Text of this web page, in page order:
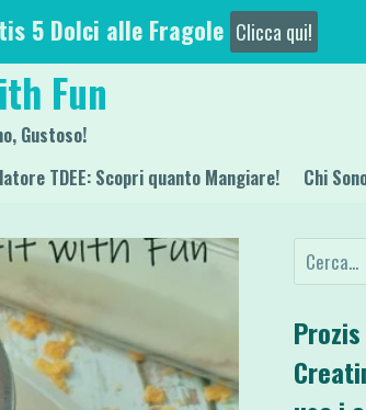
5 Dolci alle Fragole Clicca qui!
Fun
Gustoso!
TDEE: Scopri quanto Mangiare! Chi